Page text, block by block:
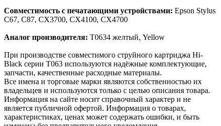
Совместимость с печатающими устройствами: Epson Stylus
C67, C87, CX3700, CX4100, CX4700
Аналог производителя: T0634 желтый, Yellow
При производстве совместимого струйного картриджа Hi-
Black серии T063 используются надёжные комплектующие,
запчасти, качественные расходные материалы.
Все имена и торговые марки являются собственностью их
владельцев и используются только с целью описания товара.
Информация на сайте носит справочный характер и не
является публичной офертой. Информация о товарах,
характеристиках, ценах может содержать ошибки, и быть